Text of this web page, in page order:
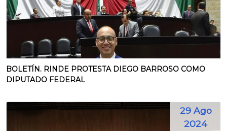
BOLETÍN. RINDE PROTESTA DIEGO BARROSO COMO
DIPUTADO FEDERAL
29 Ago
2024